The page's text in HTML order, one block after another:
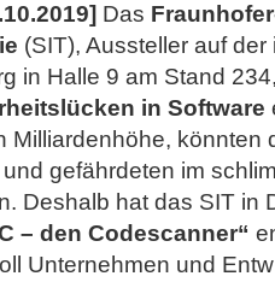
Das
(SIT), Aussteller auf der
in Halle 9 am Stand
in Software
Milliardenhöhe, könnten
gefährdeten im
Deshalb hat das SIT in
– den Codescanner“
Unternehmen und